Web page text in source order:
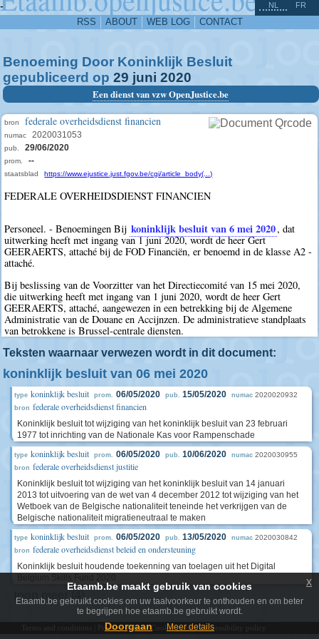
-
RSS ABOUT WEB LOG CONTACT
NL FR
Benoeming Door Koninklijk Besluit
gepubliceerd op 29 juni 2020
Een dienst van vzw OpenJustice.be
bron federale overheidsdienst financien
numac 2020031053
pub. 29/06/2020
prom. --
staatsblad https://www.ejustice.just.fgov.be/cgi/article_body(...)
FEDERALE OVERHEIDSDIENST FINANCIEN
Personeel. - Benoemingen Bij koninklijk besluit van 6 mei 2020, dat
uitwerking heeft met ingang van 1 juni 2020, wordt de heer Gert
GEERAERTS, attaché bij de FOD Financiën, er benoemd in de klasse A2 -
attaché.
Bij beslissing van de Voorzitter van het Directiecomité van 15 mei 2020,
die uitwerking heeft met ingang van 1 juni 2020, wordt de heer Gert
GEERAERTS, attaché, aangewezen in een betrekking bij de Algemene
Administratie van de Douane en Accijnzen. De administratieve standplaats
van betrokkene is Brussel-centrale diensten.
Teksten waarnaar verwezen wordt in dit document:
koninklijk besluit van 06 mei 2020
type koninklijk besluit prom. 06/05/2020 pub. 15/05/2020 numac 2020020932
bron federale overheidsdienst financien
Koninklijk besluit tot wijziging van het koninklijk besluit van 23 februari
1977 tot inrichting van de Nationale Kas voor Rampenschade
type koninklijk besluit prom. 06/05/2020 pub. 10/06/2020 numac 2020030955
bron federale overheidsdienst justitie
Koninklijk besluit tot wijziging van het koninklijk besluit van 14 januari
2013 tot uitvoering van de wet van 4 december 2012 tot wijziging van het
Wetboek van de Belgische nationaliteit teneinde het verkrijgen van de
Belgische nationaliteit migratieneutraal te maken
type koninklijk besluit prom. 06/05/2020 pub. 13/05/2020 numac 2020030842
bron federale overheidsdienst beleid en ondersteuning
Koninklijk besluit houdende toekenning van toelagen uit het Digital
toon meer (4)
^
Privacy policy|Cookie policy|Accessibility policy
Etaamb.be maakt gebruik van cookies
Etaamb.be gebruikt cookies om uw taalvoorkeur te onthouden en om beter
te begrijpen hoe etaamb.be gebruikt wordt.
Doorgaan Meer details
x